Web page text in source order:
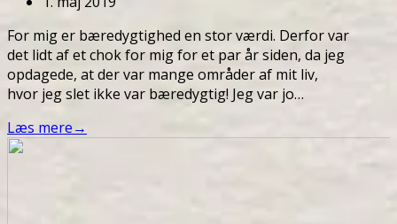
For mig er bæredygtighed en stor værdi. Derfor var
det lidt af et chok for mig for et par år siden, da jeg
opdagede, at der var mange områder af mit liv,
hvor jeg slet ikke var bæredygtig! Jeg var jo…
Læs mere→